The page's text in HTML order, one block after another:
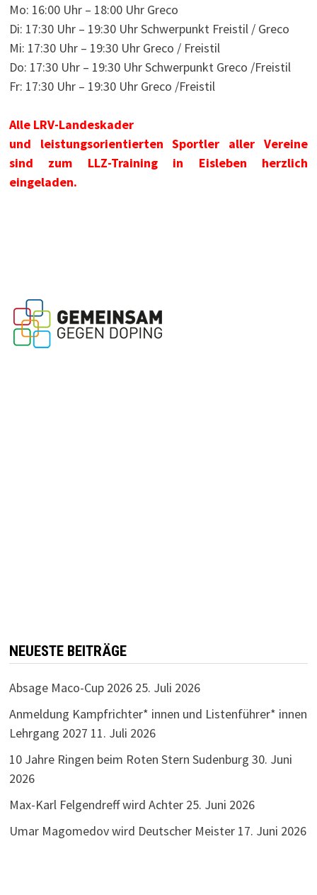
Mo: 16:00 Uhr – 18:00 Uhr Greco
Di: 17:30 Uhr – 19:30 Uhr Schwerpunkt Freistil / Greco
Mi: 17:30 Uhr – 19:30 Uhr Greco / Freistil
Do: 17:30 Uhr – 19:30 Uhr Schwerpunkt Greco /Freistil
Fr: 17:30 Uhr – 19:30 Uhr Greco /Freistil
Alle LRV-Landeskader
und leistungsorientierten Sportler aller Vereine
sind zum LLZ-Training in Eisleben herzlich
eingeladen.
NEUESTE BEITRÄGE
Absage Maco-Cup 2026 25. Juli 2026
Anmeldung Kampfrichter* innen und Listenführer* innen
Lehrgang 2027 11. Juli 2026
10 Jahre Ringen beim Roten Stern Sudenburg 30. Juni
2026
Max-Karl Felgendreff wird Achter 25. Juni 2026
Umar Magomedov wird Deutscher Meister 17. Juni 2026